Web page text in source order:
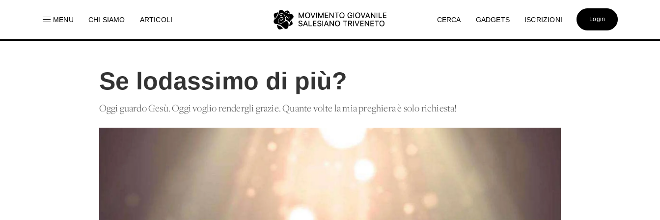
MENU CHI SIAMO ARTICOLI CERCA GADGETS ISCRIZIONI Login
Se lodassimo di più?
Oggi guardo Gesù. Oggi voglio rendergli grazie. Quante volte la mia preghiera è solo richiesta!